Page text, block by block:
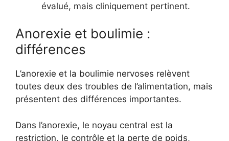
évalué, mais cliniquement pertinent.
Anorexie et boulimie :
différences
L’anorexie et la boulimie nervoses relèvent
toutes deux des troubles de l’alimentation, mais
présentent des différences importantes.
Dans l’anorexie, le noyau central est la
restriction, le contrôle et la perte de poids,